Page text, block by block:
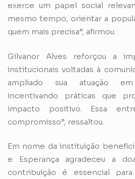
exerce um papel social
mesmo tempo, orientar a
quem mais precisa”, afirmou.
Gilvanor Alves reforçou a
institucionais voltadas à
ampliado sua atuação
incentivando práticas que
impacto positivo. Essa
compromisso”, ressaltou.
Em nome da instituição
e Esperança agradeceu a
contribuição é essencial